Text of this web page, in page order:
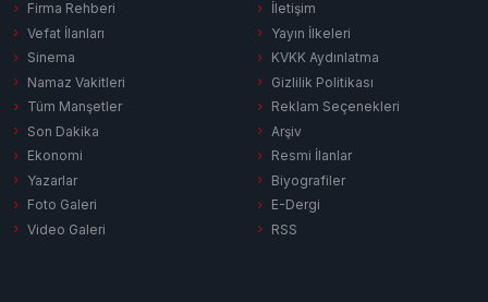
Firma Rehberi
Vefat İlanları
Sinema
Namaz Vakitleri
Tüm Manşetler
Son Dakika
Ekonomi
Yazarlar
Foto Galeri
Video Galeri
İletişim
Yayın İlkeleri
KVKK Aydınlatma
Gizlilik Politikası
Reklam Seçenekleri
Arşiv
Resmi İlanlar
Biyografiler
E-Dergi
RSS